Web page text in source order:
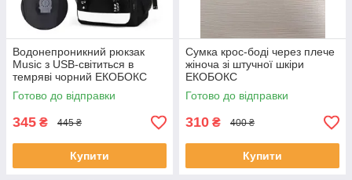
Водонепроникний рюкзак
Music з USB-світиться в
темряві чорний ЕКОБОКС
Готово до відправки
345 ₴ 445 ₴
Купити
Сумка крос-боді через плече
жіноча зі штучної шкіри
ЕКОБОКС
Готово до відправки
310 ₴ 400 ₴
Купити